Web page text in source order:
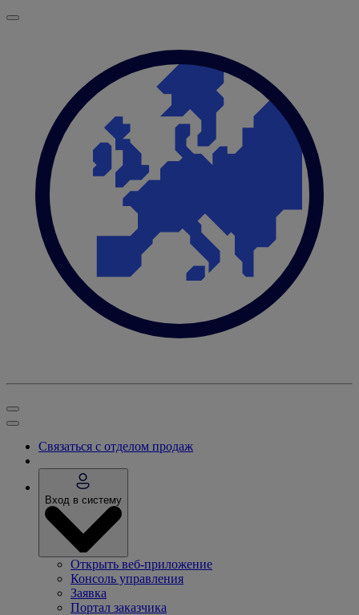
Связаться с отделом продаж
Вход в систему
Открыть веб-приложение
Консоль управления
Заявка
Портал заказчика